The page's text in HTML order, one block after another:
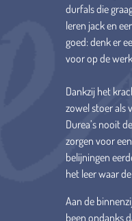
durfals die
leren jack en
goed: denk er
voor op de
Dankzij het
zowel stoer als
Durea’s nooit
zorgen voor
belijningen
het leer waar
Aan de
been ondanks